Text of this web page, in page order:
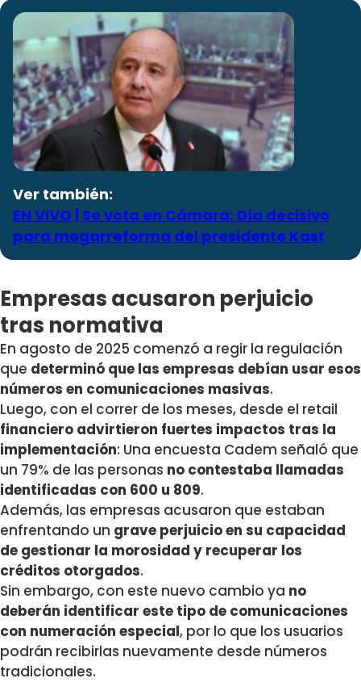
Ver también:
EN VIVO | Se vota en Cámara: Día decisivo
para megarreforma del presidente Kast
Empresas acusaron perjuicio
tras normativa
En agosto de 2025 comenzó a regir la regulación
que determinó que las empresas debían usar esos
números en comunicaciones masivas.
Luego, con el correr de los meses, desde el retail
financiero advirtieron fuertes impactos tras la
implementación: Una encuesta Cadem señaló que
un 79% de las personas no contestaba llamadas
identificadas con 600 u 809.
Además, las empresas acusaron que estaban
enfrentando un grave perjuicio en su capacidad
de gestionar la morosidad y recuperar los
créditos otorgados.
Sin embargo, con este nuevo cambio ya no
deberán identificar este tipo de comunicaciones
con numeración especial, por lo que los usuarios
podrán recibirlas nuevamente desde números
tradicionales.